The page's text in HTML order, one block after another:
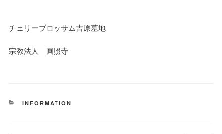
チェリーブロッサム吉原墓地
宗教法人 圓照寺
カ
INFORMATION